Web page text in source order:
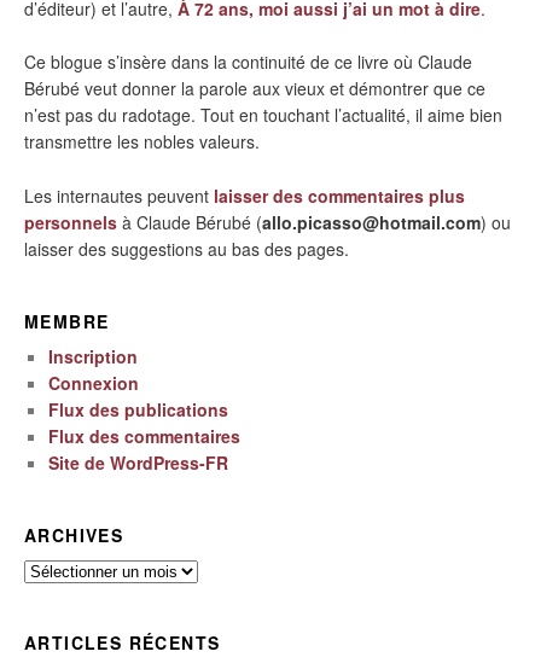
d’éditeur) et l’autre, À 72 ans, moi aussi j’ai un mot à dire.
Ce blogue s’insère dans la continuité de ce livre où Claude
Bérubé veut donner la parole aux vieux et démontrer que ce
n’est pas du radotage. Tout en touchant l’actualité, il aime bien
transmettre les nobles valeurs.
Les internautes peuvent laisser des commentaires plus
personnels à Claude Bérubé (allo.picasso@hotmail.com) ou
laisser des suggestions au bas des pages.
MEMBRE
Inscription
Connexion
Flux des publications
Flux des commentaires
Site de WordPress-FR
ARCHIVES
Archives
ARTICLES RÉCENTS